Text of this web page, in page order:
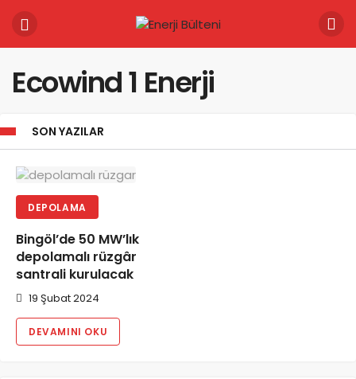
Ecowind 1 Enerji
SON YAZILAR
DEPOLAMA
Bingöl’de 50 MW’lık
depolamalı rüzgâr
santrali kurulacak
19 Şubat 2024
DEVAMINI OKU